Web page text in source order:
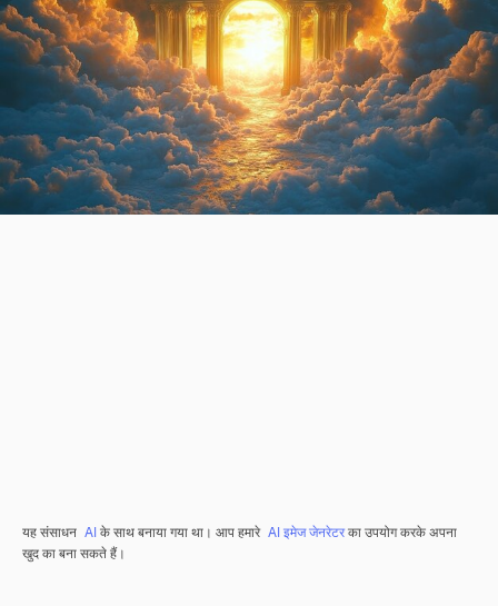
यह संसाधन AIके साथ बनाया गया था। आप हमारे AI इमेज जेनरेटरका उपयोग करके अपना
खुद का बना सकते हैं।